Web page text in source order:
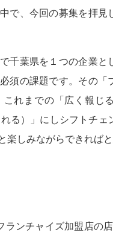
で、今回の募集を拝見
千葉県を１つの企業と
須の課題です。その「
れまでの「広く報じ
る）」にしシフトチ
しみながらできればと
ンチャイズ加盟店の